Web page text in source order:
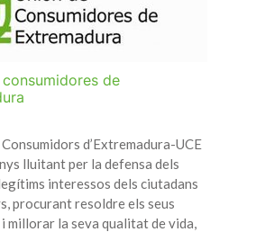
de
d’Extremadura-UCE
lluitant per la defensa dels
interessos dels ciutadans
procurant resoldre els seus
millorar la seva qualitat de vida,